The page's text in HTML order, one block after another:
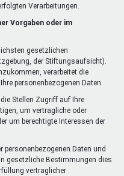
Verarbeitungen.
Vorgaben oder im
gesetzlichen
der Stiftungsaufsicht).
verarbeitet die
personenbezogenen Daten.
Stellen Zugriff auf Ihre
um vertragliche oder
um berechtigte Interessen der
Daten und
gesetzliche Bestimmungen dies
vertraglicher